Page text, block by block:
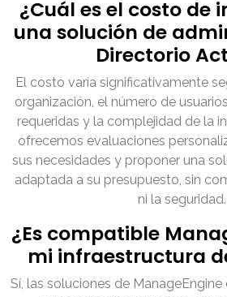
¿Cuál es el costo de
una solución de
Directorio
El costo varía significativamente
organización, el número de
requeridas y la complejidad de la
ofrecemos evaluaciones
sus necesidades y proponer una
adaptada a su presupuesto, sin
ni la seguridad.
¿Es compatible
mi infraestructura
Sí, las soluciones de